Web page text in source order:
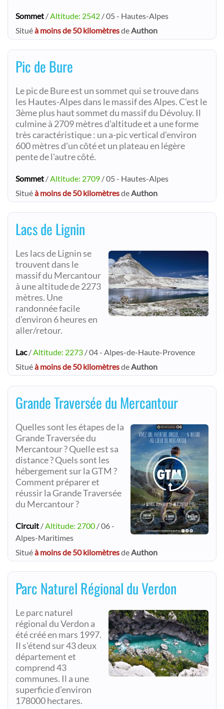
Sommet / Altitude: 2542 / 05 - Hautes-Alpes
Situéà moins de 50 kilomètresde Authon
Pic de Bure
Le pic de Bure est un sommet qui se trouve dans
les Hautes-Alpes dans le massif des Alpes. C'est le
3ème plus haut sommet du massif du Dévoluy. Il
culmine à 2709 mètres d'altitude et a une forme
très caractéristique : un a-pic vertical d'environ
600 mètres d'un côté et un plateau en légère
pente de l'autre côté.
Sommet / Altitude: 2709 / 05 - Hautes-Alpes
Situéà moins de 50 kilomètresde Authon
Lacs de Lignin
Les lacs de Lignin se
trouvent dans le
massif du Mercantour
à une altitude de 2273
mètres. Une
randonnée facile
d'environ 6 heures en
aller/retour.
Lac/ Altitude: 2273 / 04 - Alpes-de-Haute-Provence
Situéà moins de 50 kilomètresde Authon
Grande Traversée du Mercantour
Quelles sont les étapes de la
Grande Traversée du
Mercantour ? Quelle est sa
distance ? Quels sont les
hébergement sur la GTM ?
Comment préparer et
réussir la Grande Traversée
du Mercantour ?
Circuit / Altitude: 2700 / 06 -
Alpes-Maritimes
Situéà moins de 50 kilomètresde Authon
Parc Naturel Régional du Verdon
Le parc naturel
régional du Verdon a
été créé en mars 1997.
Il s'étend sur 43 deux
département et
comprend 43
communes. Il a une
superficie d'environ
178000 hectares.